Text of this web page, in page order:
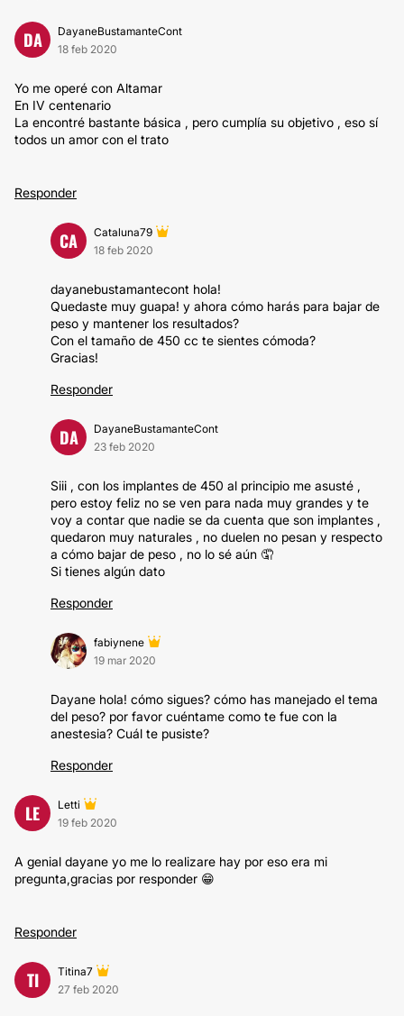
DA
DayaneBustamanteCont
18 feb 2020
Yo me operé con Altamar
En IV centenario
La encontré bastante básica , pero cumplía su objetivo , eso sí
todos un amor con el trato
Responder
CA
Cataluna79
18 feb 2020
dayanebustamantecont hola!
Quedaste muy guapa! y ahora cómo harás para bajar de
peso y mantener los resultados?
Con el tamaño de 450 cc te sientes cómoda?
Gracias!
Responder
DA
DayaneBustamanteCont
23 feb 2020
Siii , con los implantes de 450 al principio me asusté ,
pero estoy feliz no se ven para nada muy grandes y te
voy a contar que nadie se da cuenta que son implantes ,
quedaron muy naturales , no duelen no pesan y respecto
a cómo bajar de peso , no lo sé aún 🤦
Si tienes algún dato
Responder
fabiynene
19 mar 2020
Dayane hola! cómo sigues? cómo has manejado el tema
del peso? por favor cuéntame como te fue con la
anestesia? Cuál te pusiste?
Responder
LE
Letti
19 feb 2020
A genial dayane yo me lo realizare hay por eso era mi
pregunta,gracias por responder 😁
Responder
TI
Titina7
27 feb 2020